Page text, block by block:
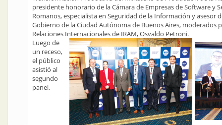
presidente honorario de la Cámara de Empresas de Software y
Romanos, especialista en Seguridad de la Información y asesor
Gobierno de la Ciudad Autónoma de Buenos Aires, moderados
Relaciones Internacionales de IRAM, Osvaldo Petroni.
Luego de
un receso,
el público
asistió al
segundo
panel,